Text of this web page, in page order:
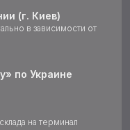
(г. Киев)
в зависимости от
по Украине
на терминал